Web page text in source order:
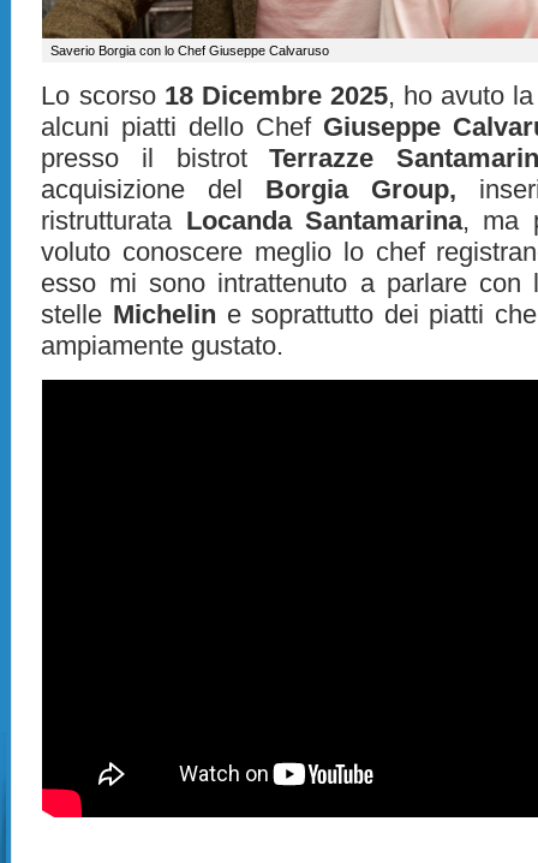
Saverio Borgia con lo Chef Giuseppe Calvaruso
Lo scorso 18 Dicembre 2025, ho avuto
alcuni piatti dello Chef Giuseppe
presso il bistrotTerrazze
acquisizione del Borgia Group,
ristrutturataLocanda Santamarina, ma
voluto conoscere meglio lo chef
esso mi sono intrattenuto a parlare
stelle Michelin e soprattutto dei piatti
ampiamente gustato.